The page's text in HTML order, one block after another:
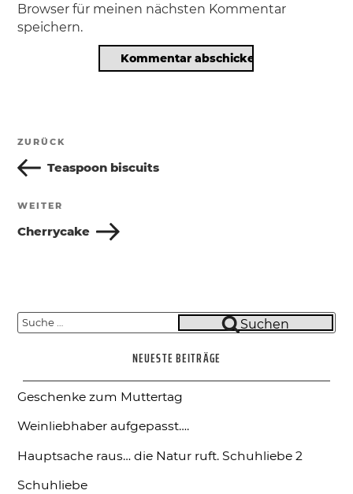
Browser für meinen nächsten Kommentar
speichern.
Beitragsnavigation
Vorheriger
Beitrag
ZURÜCK
Teaspoon biscuits
Nächster
Beitrag
WEITER
Cherrycake
Suche
Suchen
NEUESTE BEITRÄGE
Geschenke zum Muttertag
Weinliebhaber aufgepasst….
Hauptsache raus… die Natur ruft. Schuhliebe 2
Schuhliebe